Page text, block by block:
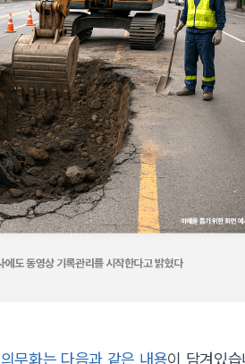
무화는 다음과 같은 내용이 담겨있